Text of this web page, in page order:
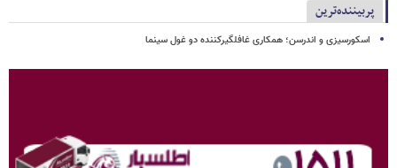
پربیننده‌ترین
اسکورسیزی و اندرسن؛ همکاری غافلگیرکننده دو غول سینما